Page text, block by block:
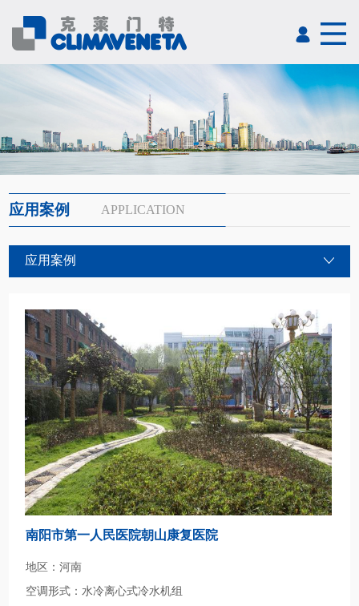
应用案例 APPLICATION
应用案例
南阳市第一人民医院朝山康复医院
地区：河南
空调形式：水冷离心式冷水机组